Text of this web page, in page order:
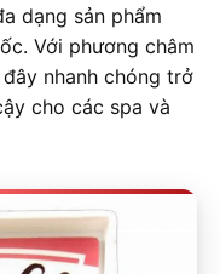
dạng sản phẩm
Với phương châm
nhanh chóng trở
cho các spa và